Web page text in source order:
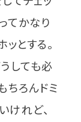
てかなり
とする。
しても必
ちろんドミ
けれど、